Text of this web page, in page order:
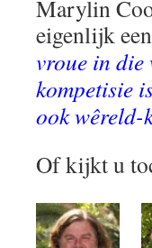
Marylin
eigenlijk
vroue in die
kompetisie
ook wêreld-
Of kijkt u